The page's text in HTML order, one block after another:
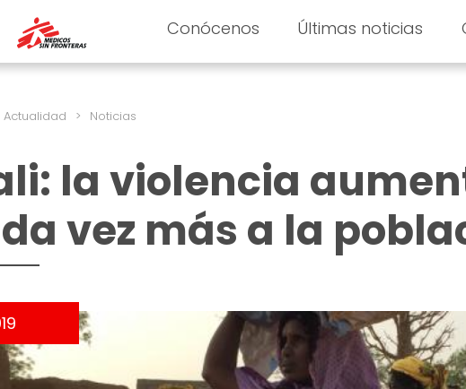
Conócenos Últimas noticias
Actualidad > Noticias
la violencia
vez más a la